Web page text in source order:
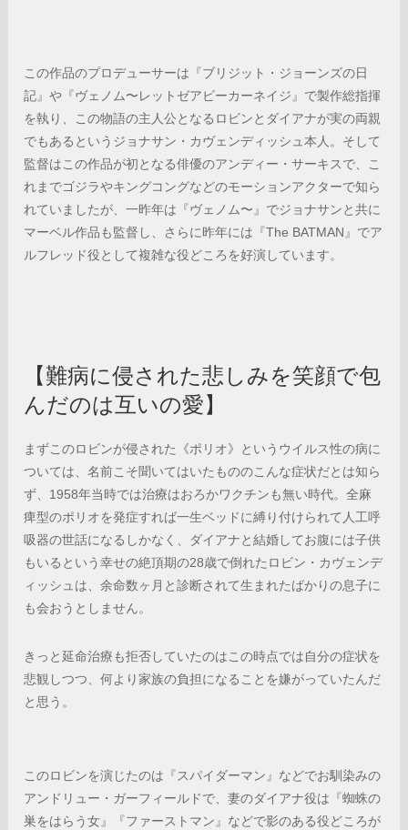
この作品のプロデューサーは『ブリジット・ジョーンズの日
記』や『ヴェノム〜レットゼアビーカーネイジ』で製作総指揮
を執り、この物語の主人公となるロビンとダイアナが実の両親
でもあるというジョナサン・カヴェンディッシュ本人。そして
監督はこの作品が初となる俳優のアンディー・サーキスで、こ
れまでゴジラやキングコングなどのモーションアクターで知ら
れていましたが、一昨年は『ヴェノム〜』でジョナサンと共に
マーベル作品も監督し、さらに昨年には『The BATMAN』でア
ルフレッド役として複雑な役どころを好演しています。
【難病に侵された悲しみを笑顔で包
んだのは互いの愛】
まずこのロビンが侵された《ポリオ》というウイルス性の病に
ついては、名前こそ聞いてはいたもののこんな症状だとは知ら
ず、1958年当時では治療はおろかワクチンも無い時代。全麻
痺型のポリオを発症すれば一生ベッドに縛り付けられて人工呼
吸器の世話になるしかなく、ダイアナと結婚してお腹には子供
もいるという幸せの絶頂期の28歳で倒れたロビン・カヴェンデ
ィッシュは、余命数ヶ月と診断されて生まれたばかりの息子に
も会おうとしません。
きっと延命治療も拒否していたのはこの時点では自分の症状を
悲観しつつ、何より家族の負担になることを嫌がっていたんだ
と思う。
このロビンを演じたのは『スパイダーマン』などでお馴染みの
アンドリュー・ガーフィールドで、妻のダイアナ役は『蜘蛛の
巣をはらう女』『ファーストマン』などで影のある役どころが